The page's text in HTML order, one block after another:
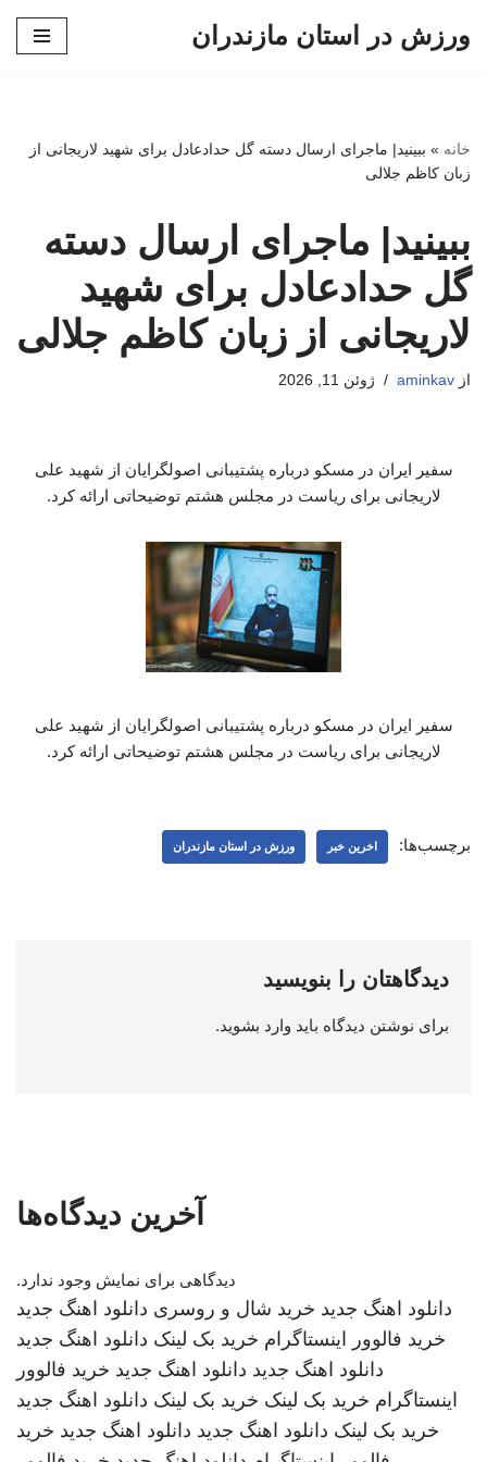
ورزش در استان مازندران
خانه » ببینید| ماجرای ارسال دسته گل حدادعادل برای شهید لاریجانی از
زبان کاظم جلالی
ببینید| ماجرای ارسال دسته
گل حدادعادل برای شهید
لاریجانی از زبان کاظم جلالی
از aminkav ژوئن 11, 2026
سفیر ایران در مسکو درباره پشتیبانی اصولگرایان از شهید علی
لاریجانی برای ریاست در مجلس هشتم توضیحاتی ارائه کرد.
سفیر ایران در مسکو درباره پشتیبانی اصولگرایان از شهید علی
لاریجانی برای ریاست در مجلس هشتم توضیحاتی ارائه کرد.
برچسب‌ها: اخرین خبر ورزش در استان مازندران
دیدگاهتان را بنویسید
برای نوشتن دیدگاه باید وارد بشوید.
آخرین دیدگاه‌ها
دیدگاهی برای نمایش وجود ندارد.
دانلود اهنگ جدید خرید شال و روسری دانلود اهنگ جدید
خرید فالوور اینستاگرام خرید بک لینک دانلود اهنگ جدید
دانلود اهنگ جدید دانلود اهنگ جدید خرید فالوور
اینستاگرام خرید بک لینک خرید بک لینک دانلود اهنگ جدید
خرید بک لینک دانلود اهنگ جدید دانلود اهنگ جدید خرید